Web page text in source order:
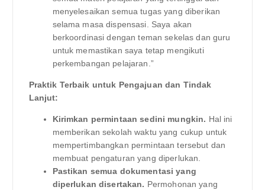
menyelesaikan semua tugas yang diberikan
selama masa dispensasi. Saya akan
berkoordinasi dengan teman sekelas dan guru
untuk memastikan saya tetap mengikuti
perkembangan pelajaran.”
Praktik Terbaik untuk Pengajuan dan Tindak
Lanjut:
Kirimkan permintaan sedini mungkin. Hal ini
memberikan sekolah waktu yang cukup untuk
mempertimbangkan permintaan tersebut dan
membuat pengaturan yang diperlukan.
Pastikan semua dokumentasi yang
diperlukan disertakan. Permohonan yang